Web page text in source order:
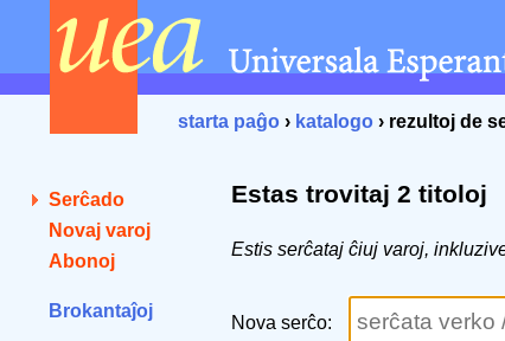
starta paĝo › katalogo › rezultoj de
Serĉado
Novaj varoj
Abonoj
Brokantaĵoj
Estas trovitaj 2 titoloj
Estis serĉataj ĉiuj varoj,
Nova serĉo: